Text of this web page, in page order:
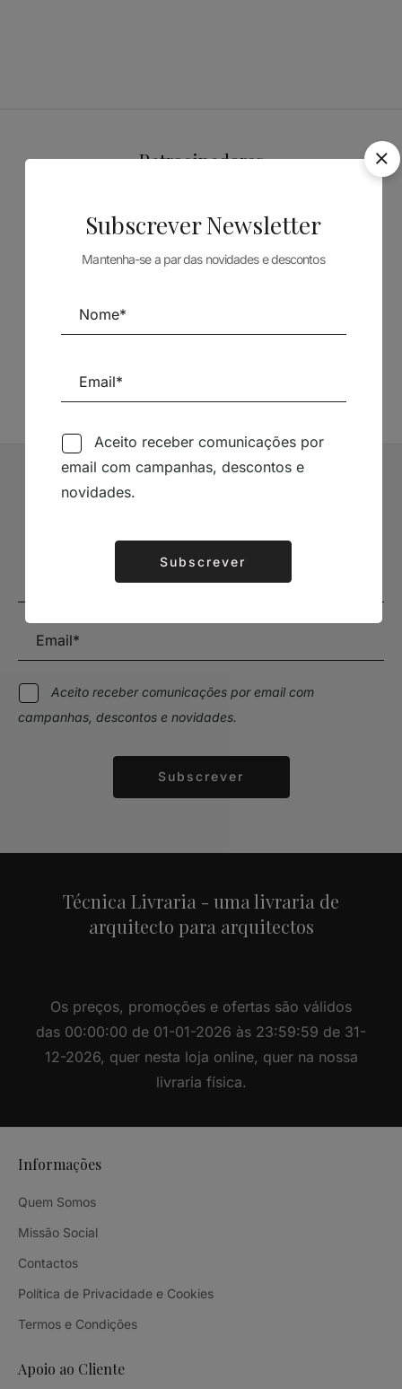
Patrocinadores
Siga-nos nas Redes Sociais
Subscrever Newsletter
Aceito receber comunicações por email com
campanhas, descontos e novidades.
Subscrever
Técnica Livraria - uma livraria de
arquitecto para arquitectos
Os preços, promoções e ofertas são válidos
das 00:00:00 de 01-01-2026 às 23:59:59 de 31-
12-2026, quer nesta loja online, quer na nossa
livraria física.
Informações
Quem Somos
Missão Social
Contactos
Política de Privacidade e Cookies
Termos e Condições
Apoio ao Cliente
Subscrever Newsletter
Mantenha-se a par das novidades e descontos
Aceito receber comunicações por
email com campanhas, descontos e
novidades.
Subscrever